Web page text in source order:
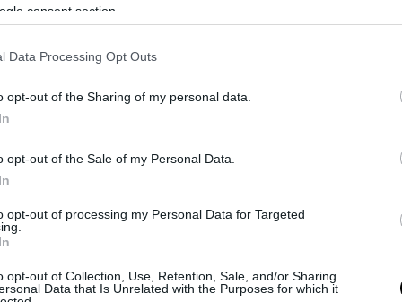
consent section.
Data Processing Opt Outs
opt-out of the Sharing of my personal data.
opt-out of the Sale of my Personal Data.
opt-out of processing my Personal Data for Targeted
opt-out of Collection, Use, Retention, Sale, and/or Sharing
Data that Is Unrelated with the Purposes for which it
più scaltrezza di quanto si sarebbe potuto immaginare agli
che potrebbe sul serio fare il gioco del presidente del Consiglio